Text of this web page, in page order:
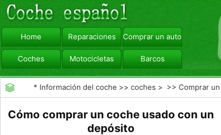
Home Reparaciones Comprar un automóvil
Coches Motocicletas Barcos
viajar Camiones
* Información del coche >>coches > >> Comprar un
Cómo comprar un coche usado con un
depósito